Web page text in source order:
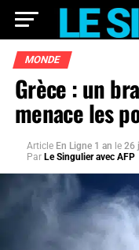
MONDE
Grèce : un
menace les
Article En Ligne 1 an le 26
Par Le Singulier avec AFP